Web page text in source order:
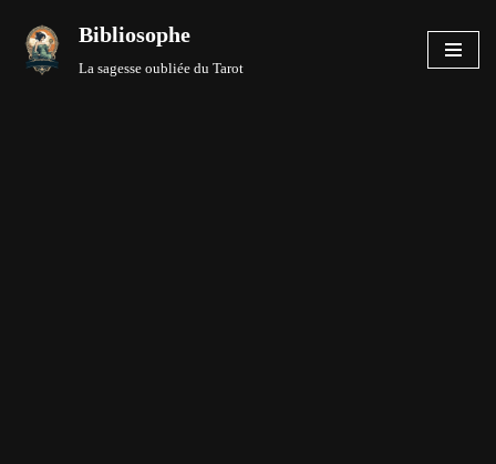
Aller
Bibliosophe
La sagesse oubliée du Tarot